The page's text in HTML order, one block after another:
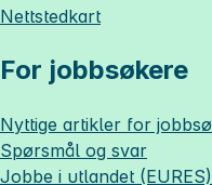
Nettstedkart
For jobbsøkere
Nyttige artikler for
Spørsmål og svar
Jobbe i utlandet (EURES)